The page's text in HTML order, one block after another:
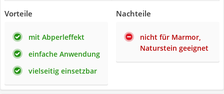
Vorteile
mit Abperleffekt
einfache Anwendung
vielseitig einsetzbar
Nachteile
nicht für Marmor,
Naturstein geeignet